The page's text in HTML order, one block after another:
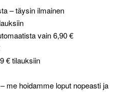
– täysin ilmainen
vain 6,90 €
€ tilauksiin
me hoidamme loput nopeasti ja